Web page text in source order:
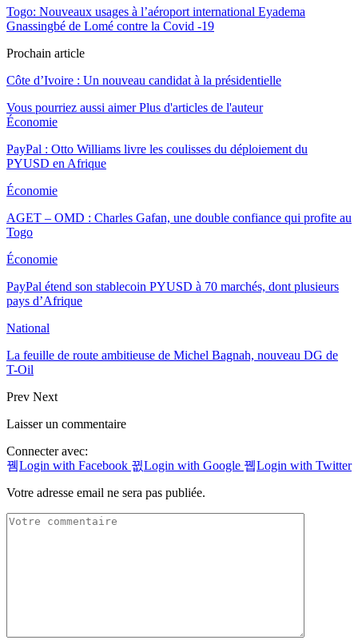
Togo: Nouveaux usages à l’aéroport international Eyadema
Gnassingbé de Lomé contre la Covid -19
Prochain article
Côte d’Ivoire : Un nouveau candidat à la présidentielle
Vous pourriez aussi aimer Plus d'articles de l'auteur
Économie
PayPal : Otto Williams livre les coulisses du déploiement du
PYUSD en Afrique
Économie
AGET – OMD : Charles Gafan, une double confiance qui profite au
Togo
Économie
PayPal étend son stablecoin PYUSD à 70 marchés, dont plusieurs
pays d’Afrique
National
La feuille de route ambitieuse de Michel Bagnah, nouveau DG de
T-Oil
Prev Next
Laisser un commentaire
Connecter avec:
Login with Facebook
Login with Google
Login with Twitter
Votre adresse email ne sera pas publiée.